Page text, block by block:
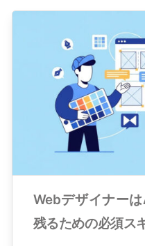
Webデザイナー
残るための必須ス